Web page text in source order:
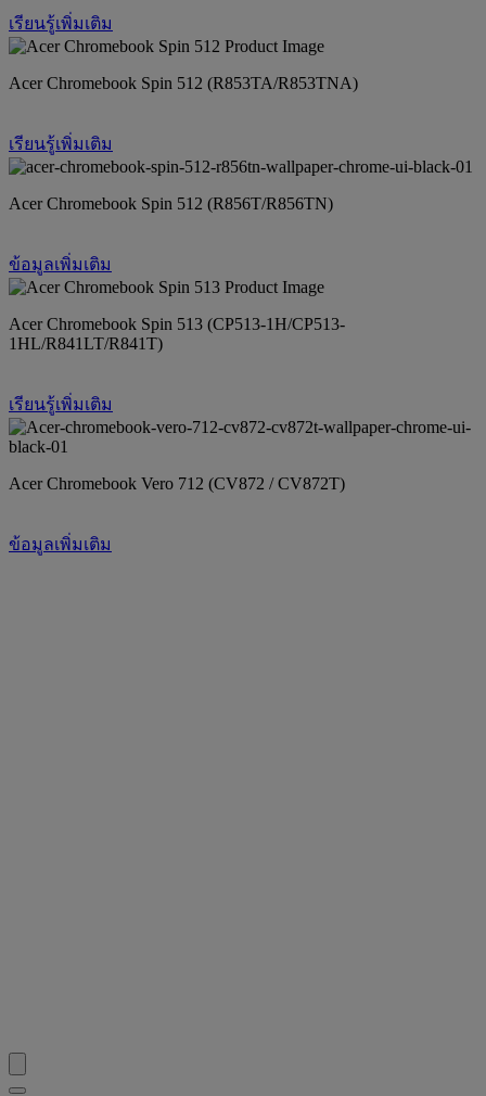
เรียนรู้เพิ่มเติม
Acer Chromebook Spin 512 (R853TA/R853TNA)
เรียนรู้เพิ่มเติม
Acer Chromebook Spin 512 (R856T/R856TN)
ข้อมูลเพิ่มเติม
Acer Chromebook Spin 513 (CP513-1H/CP513-
1HL/R841LT/R841T)
เรียนรู้เพิ่มเติม
Acer Chromebook Vero 712 (CV872 / CV872T)
ข้อมูลเพิ่มเติม